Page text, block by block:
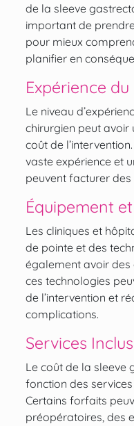
de la sleeve
important de
pour mieux
planifier en
Expérience
Le niveau
chirurgien peut avoir
coût de
vaste expérience et
peuvent facturer
Équipement
Les cliniques et
de pointe et des
également avoir des
ces technologies
de l’intervention et
complications.
Services Inclus
Le coût de la sleeve
fonction des
Certains forfaits
préopératoires, des